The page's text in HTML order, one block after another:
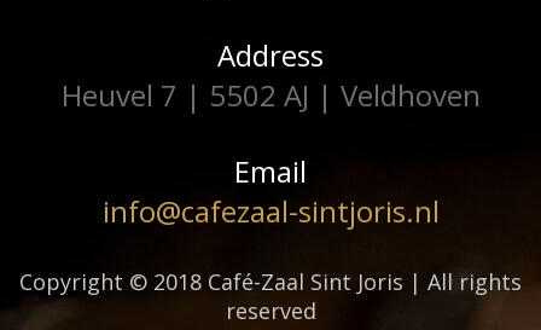
Address
Heuvel 7 | 5502 AJ | Veldhoven
Email
info@cafezaal-sintjoris.nl
Copyright © 2018 Café-Zaal Sint Joris | All rights
reserved